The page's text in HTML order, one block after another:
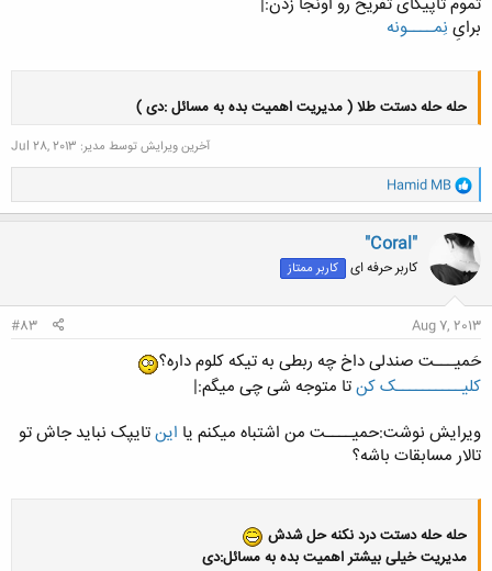
برایِ نِمــــونه
حله حله دستت طلا ( مدیریت اهمیت بده به مسائل :دی )
آخرین ویرایش توسط مدیر: Jul 28, 2013
و
ا
ک
ن
ش
ه
ا
Hamid MB
"Coral"
کاربر حرفه ای کاربر ممتاز
Aug 7, 2013
#83
حَمیـــت صندلی داخ چه ربطی به تیکه کلوم داره؟
کلیــــــــــک کنتا متوجه شی چی میگم:|
ویرایش نوشت:حمیــــت من اشتباه میکنم یا اینتایپک نباید جاش تو
تالار مسابقات باشه؟
حله حله دستت درد نکنه حل شدش
مدیریت خیلی بیشتر اهمیت بده به مسائل:دی